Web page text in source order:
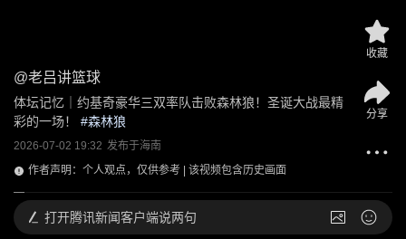
@老吕讲篮球
体坛记忆｜约基奇豪华三双率队击败森林狼！圣诞大战最精
彩的一场！
#森林狼
2026-07-02 19:32 发布于海南
作者声明：个人观点，仅供参考 | 该视频包含历史画面
收藏
分享
打开腾讯新闻客户端说两句